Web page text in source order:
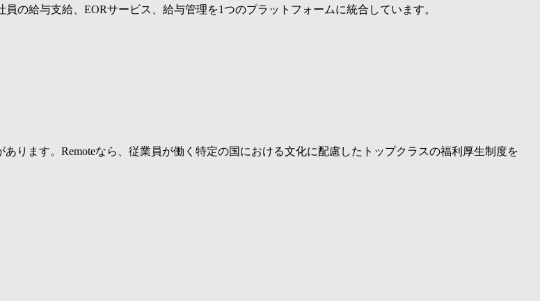
の給与支給、EORサービス、給与管理を1つのプラットフォームに統合しています。
ります。Remoteなら、従業員が働く特定の国における文化に配慮したトップクラスの福利厚生制度を